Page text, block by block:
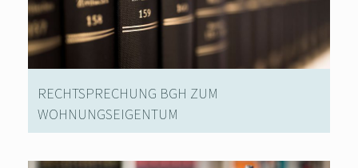
RECHTSPRECHUNG BGH ZUM
WOHNUNGSEIGENTUM